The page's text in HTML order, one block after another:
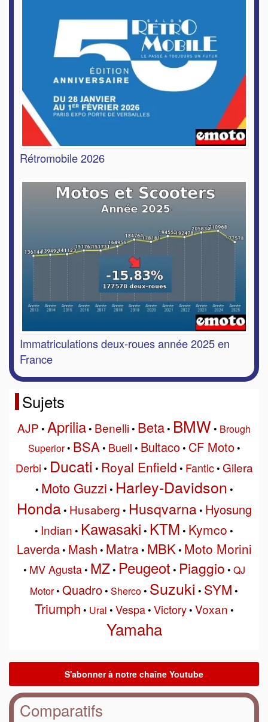
Rétromobile 2026
Immatriculations deux-roues année 2025 en
France
Sujets
AJP • Aprilia• Benelli• Beta• BMW • Brough
Superior• BSA• Buell • Bultaco• CF Moto•
Derbi • Ducati • Royal Enfield • Fantic• Gilera
• Moto Guzzi • Harley-Davidson •
Honda• Husaberg • Husqvarna• Hyosung
• Indian • Kawasaki • KTM • Kymco •
Laverda• Mash • Matra• MBK• Moto Morini
• MV Agusta• MZ• Peugeot • Piaggio • QJ
Motor• Quadro• Sherco• Suzuki • SYM •
Triumph • Ural • Vespa• Victory• Voxan •
Yamaha
Comparatifs